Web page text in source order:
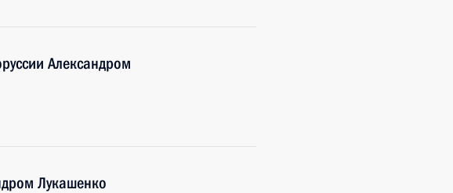
Александром
Лукашенко